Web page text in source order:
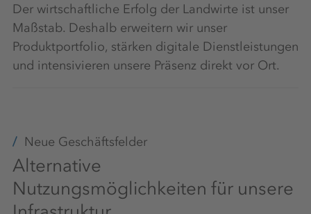
Der wirtschaftliche Erfolg der Landwirte ist unser
Maßstab. Deshalb erweitern wir unser
Produktportfolio, stärken digitale Dienstleistungen
und intensivieren unsere Präsenz direkt vor Ort.
Neue Geschäftsfelder
Alternative
Nutzungsmöglichkeiten für unsere